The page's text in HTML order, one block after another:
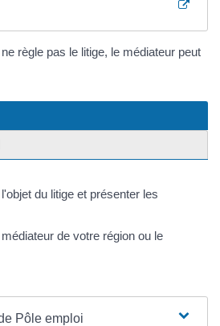
règle pas le litige, le médiateur peut
du litige et présenter les
de votre région ou le
Pôle emploi